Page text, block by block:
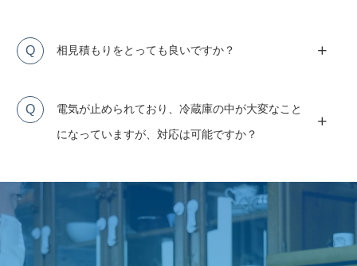
Q 相見積もりをとっても良いですか？
Q
電気が止められており、冷蔵庫の中が大変なこと
になっていますが、対応は可能ですか？